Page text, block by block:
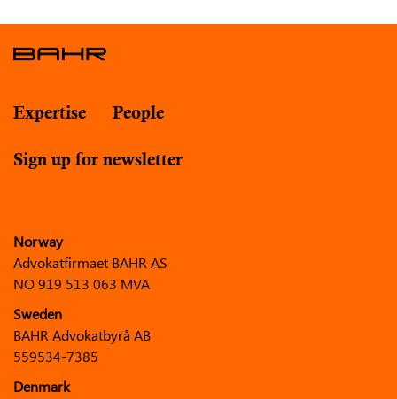
Expertise People
Sign up for newsletter
Norway
Advokatfirmaet BAHR AS
NO 919 513 063 MVA
Sweden
BAHR Advokatbyrå AB
559534-7385
Denmark